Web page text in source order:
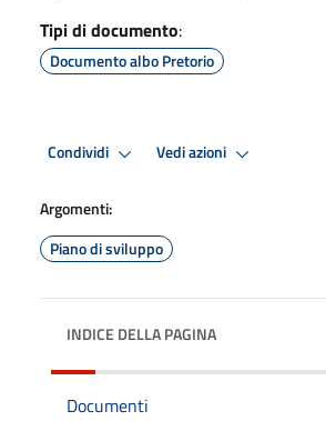
Tipi di documento:
Documento albo Pretorio
Condividi Vedi azioni
Argomenti:
Piano di sviluppo
INDICE DELLA PAGINA
Documenti